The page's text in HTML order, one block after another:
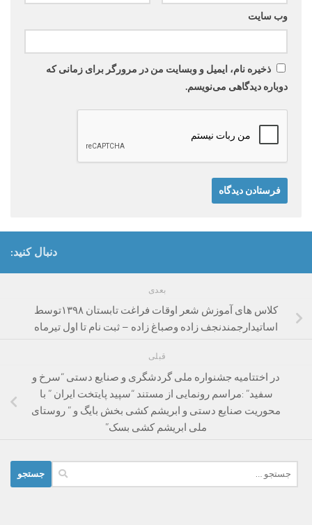
وب‌ سایت
ذخیره نام، ایمیل و وبسایت من در مرورگر برای زمانی که
دوباره دیدگاهی می‌نویسم.
دنبال کنید:
بعدی
کلاس های آموزش شعر اوقات فراغت تابستان ۱۳۹۸توسط
اساتیدارجمندنجف زاده وصباغ زاده – ثبت نام تا اول تیرماه
قبلی
در اختتامیه جشنواره ملی گردشگری و صنایع دستی “سرخ و
سفید” :مراسم رونمایی از مستند “سپید پایتخت ایران ” با
محوریت صنایع دستی و ابریشم کشی بخش بایگ و ” روستای
ملی ابریشم کشی بسک”
برای: